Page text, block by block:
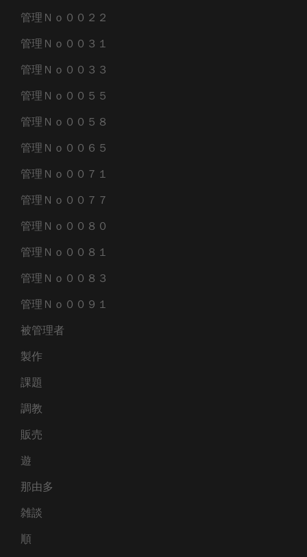
管理Ｎｏ００２２
管理Ｎｏ００３１
管理Ｎｏ００３３
管理Ｎｏ００５５
管理Ｎｏ００５８
管理Ｎｏ００６５
管理Ｎｏ００７１
管理Ｎｏ００７７
管理Ｎｏ００８０
管理Ｎｏ００８１
管理Ｎｏ００８３
管理Ｎｏ００９１
被管理者
製作
課題
調教
販売
遊
那由多
雑談
順